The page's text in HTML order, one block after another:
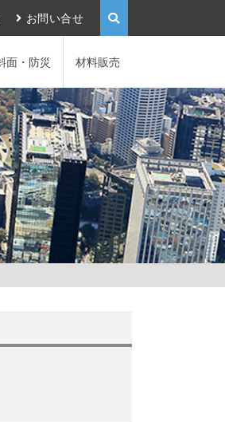
お問い合せ
面・防災 材料販売